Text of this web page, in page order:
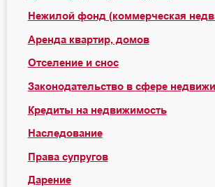
Нежилой фонд (коммерческая
Аренда квартир, домов
Отселение и снос
Законодательство в сфере
Кредиты на недвижимость
Наследование
Права супругов
Дарение